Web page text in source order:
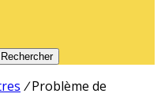
Rechercher
/ Problème de